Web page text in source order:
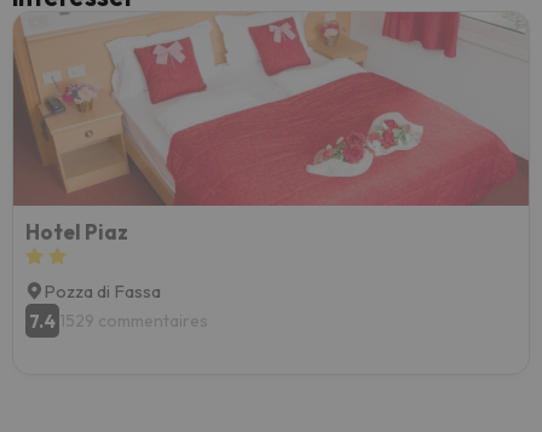
Hotel Piaz
Pozza di Fassa
7.4 1529 commentaires